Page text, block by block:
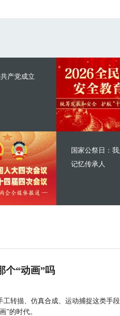
产党成立
国家公祭日：
记忆传承人
个“动画”吗
转描、仿真合成、运动捕捉这类手
”的时代。